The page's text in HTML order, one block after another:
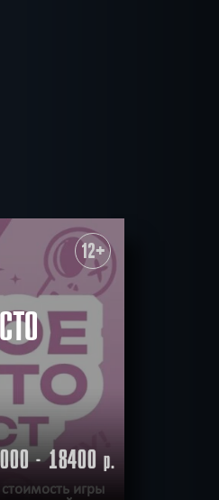
12+
- 18400р.
стоимость игры